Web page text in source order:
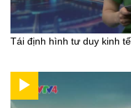
Tái định hình tư duy kinh